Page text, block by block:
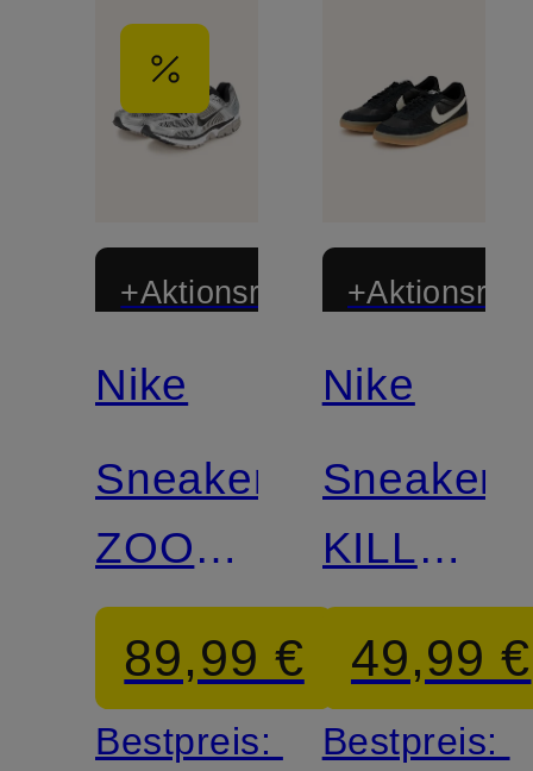
+Aktionsrabatt
Nike
Sneaker
ZOOM
VOMERO
5 89,99 €
Bestpreis:
Nike
Sneaker
2
49,99 €
Bestpreis: